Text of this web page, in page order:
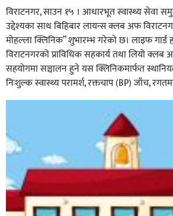
विराटनगर, साउन १५ । आधारभूत स्वास्थ्य सेवा
उद्देश्यका साथ बिहिबार लायन्स क्लब अफ
मोहल्ला क्लिनिक” शुभारम्भ गरेकाे छ। लाइफ गार्ड
विराटनगरको प्राविधिक सहकार्य तथा लियो क्लब
सहयोगमा सञ्चालन हुने यस क्लिनिकमार्फत
निःशुल्क स्वास्थ्य परामर्श, रक्तचाप (BP) जाँच,